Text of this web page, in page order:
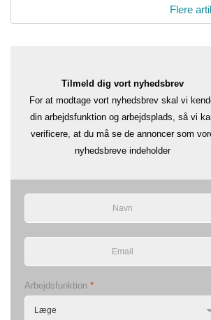
Flere
Tilmeld dig vort nyhedsbrev
For at modtage vort nyhedsbrev skal vi
din arbejdsfunktion og arbejdsplads, så vi
verificere, at du må se de annoncer som
nyhedsbreve indeholder
Arbejdsfunktion *